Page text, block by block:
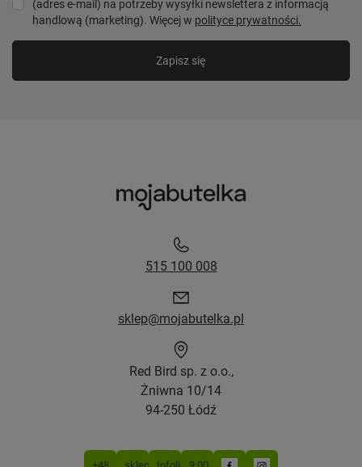
(adres e-mail) na potrzeby wysyłki newslettera z informacją
handlową (marketing). Więcej w polityce prywatności.
Zapisz się
515 100 008
sklep@mojabutelka.pl
Red Bird sp. z o.o.,
Żniwna 10/14
94-250 Łódź